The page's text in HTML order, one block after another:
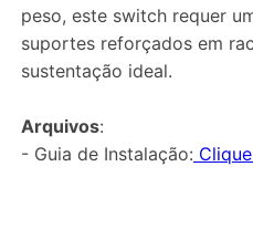
peso, este switch requer
suportes reforçados em
sustentação ideal.
Arquivos:
- Guia de Instalação: